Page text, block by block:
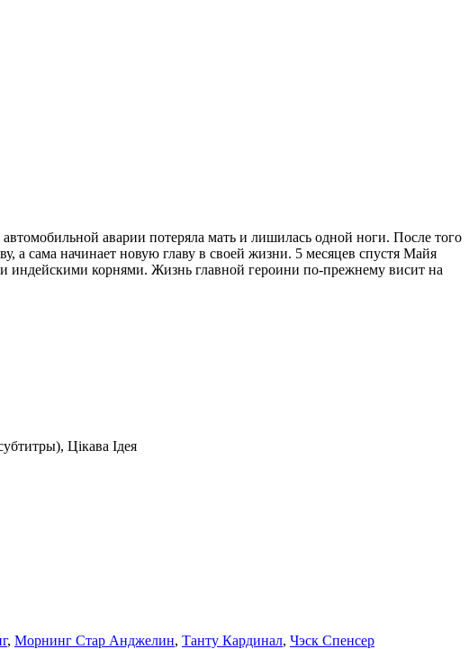
аварии потеряла мать и лишилась одной ноги. После того
а сама начинает новую главу в своей жизни. 5 месяцев спустя Майя
индейскими корнями. Жизнь главной героини по-прежнему висит на
Цікава Ідея
, Морнинг Стар Анджелин, Танту Кардинал, Чэск Спенсер